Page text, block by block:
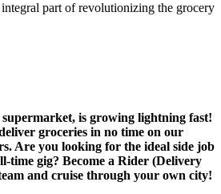
part of revolutionizing the grocery
is growing lightning fast!
groceries in no time on our
Are you looking for the ideal side job
time gig? Become a Rider (Delivery
and cruise through your own city!